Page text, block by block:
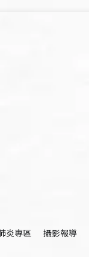
炎專區 攝影報導